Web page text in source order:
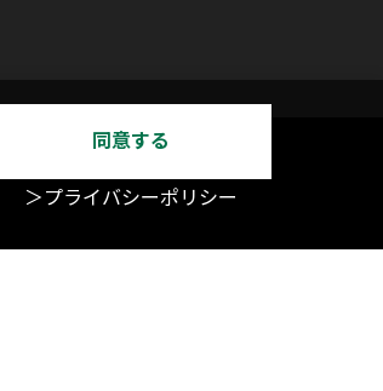
同意する
＞プライバシーポリシー